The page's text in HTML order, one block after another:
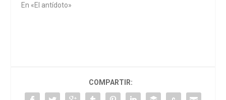
En «El antídoto»
COMPARTIR: